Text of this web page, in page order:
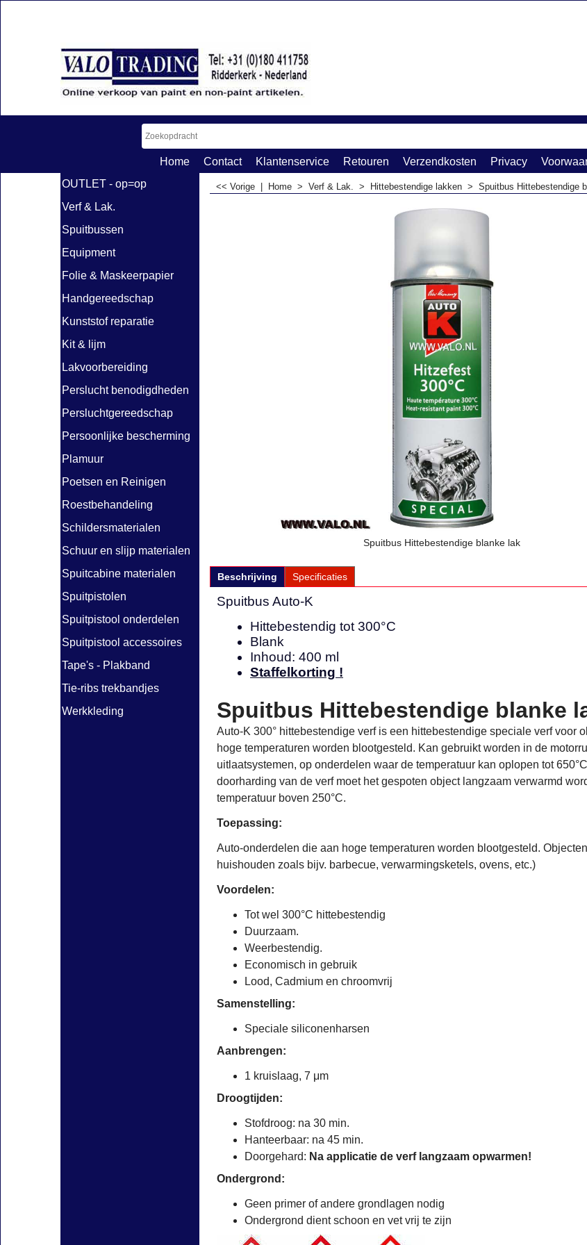
Home Contact Klantenservice Retouren Verzendkosten Privacy
OUTLET - op=op
Verf & Lak.
Spuitbussen
Equipment
Folie & Maskeerpapier
Handgereedschap
Kunststof reparatie
Kit & lijm
Lakvoorbereiding
Perslucht benodigdheden
Persluchtgereedschap
Persoonlijke bescherming
Plamuur
Poetsen en Reinigen
Roestbehandeling
Schildersmaterialen
Schuur en slijp materialen
Spuitcabine materialen
Spuitpistolen
Spuitpistool onderdelen
Spuitpistool accessoires
Tape's - Plakband
Tie-ribs trekbandjes
Werkkleding
<< Vorige Home > Verf & Lak. > Hittebestendige lakken > Spuitbus Hittebestendige
Spuitbus Hittebestendige blanke lak
Beschrijving Specificaties
Spuitbus Auto-K
Hittebestendig tot 300°C
Blank
Inhoud: 400 ml
Staffelkorting !
Spuitbus Hittebestendige blanke
Auto-K 300° hittebestendige verf is een hittebestendige speciale verf voor
hoge temperaturen worden blootgesteld. Kan gebruikt worden in de
uitlaatsystemen, op onderdelen waar de temperatuur kan oplopen tot
doorharding van de verf moet het gespoten object langzaam verwarmd
temperatuur boven 250°C.
Toepassing:
Auto-onderdelen die aan hoge temperaturen worden blootgesteld.
huishouden zoals bijv. barbecue, verwarmingsketels, ovens, etc.)
Voordelen:
Tot wel 300°C hittebestendig
Duurzaam.
Weerbestendig.
Economisch in gebruik
Lood, Cadmium en chroomvrij
Samenstelling:
Speciale siliconenharsen
Aanbrengen:
1 kruislaag, 7 μm
Droogtijden:
Stofdroog: na 30 min.
Hanteerbaar: na 45 min.
Doorgehard: Na applicatie de verf l angzaam opwarmen!
Ondergrond:
Geen primer of andere grondlagen nodig
Ondergrond dient schoon en vet vrij te zijn